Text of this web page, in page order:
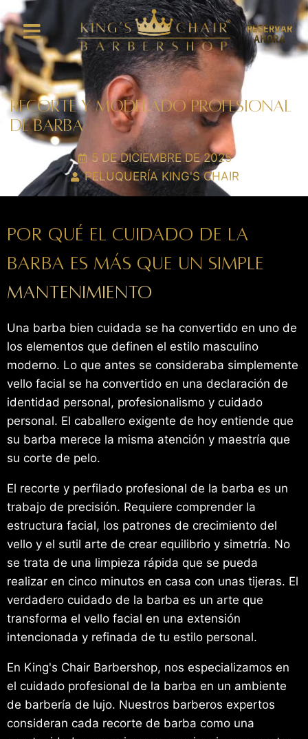
RESERVAR
AHORA
RECORTE Y MODELADO PROFESIONAL
DE BARBA
5 DE DICIEMBRE DE 2025
PELUQUERÍA KING'S CHAIR
Por qué el cuidado de la
barba es más que un simple
mantenimiento
Una barba bien cuidada se ha convertido en uno de
los elementos que definen el estilo masculino
moderno. Lo que antes se consideraba simplemente
vello facial se ha convertido en una declaración de
identidad personal, profesionalismo y cuidado
personal. El caballero exigente de hoy entiende que
su barba merece la misma atención y maestría que
su corte de pelo.
El recorte y perfilado profesional de la barba es un
trabajo de precisión. Requiere comprender la
estructura facial, los patrones de crecimiento del
vello y el sutil arte de crear equilibrio y simetría. No
se trata de una limpieza rápida que se pueda
realizar en cinco minutos en casa con unas tijeras. El
verdadero cuidado de la barba es un arte que
transforma el vello facial en una extensión
intencionada y refinada de tu estilo personal.
En King's Chair Barbershop, nos especializamos en
el cuidado profesional de la barba en un ambiente
de barbería de lujo. Nuestros barberos expertos
consideran cada recorte de barba como una